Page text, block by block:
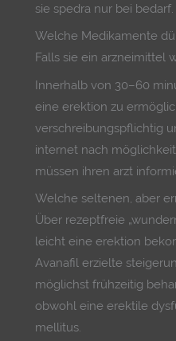
sie spedra nur bei bedarf.
Welche Medikamente
Falls sie ein arzneimittel
Innerhalb von 30–60
eine erektion zu
verschreibungspflichtig
internet nach
müssen ihren arzt
Welche seltenen, aber
Über rezeptfreie
leicht eine erektion
Avanafil erzielte
möglichst frühzeitig
obwohl eine erektile
mellitus.